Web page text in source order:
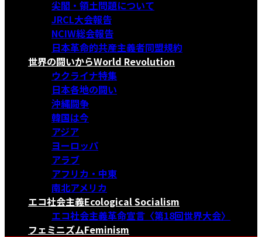
尖閣・領土問題について
JRCL大会報告
NCIW総会報告
日本革命的共産主義者同盟規約
世界の闘いからWorld Revolution
ウクライナ特集
日本各地の闘い
沖縄闘争
韓国は今
アジア
ヨーロッパ
アラブ
アフリカ・中東
南北アメリカ
エコ社会主義Ecological Socialism
エコ社会主義革命宣言〈第18回世界大会〉
フェミニズムFeminism